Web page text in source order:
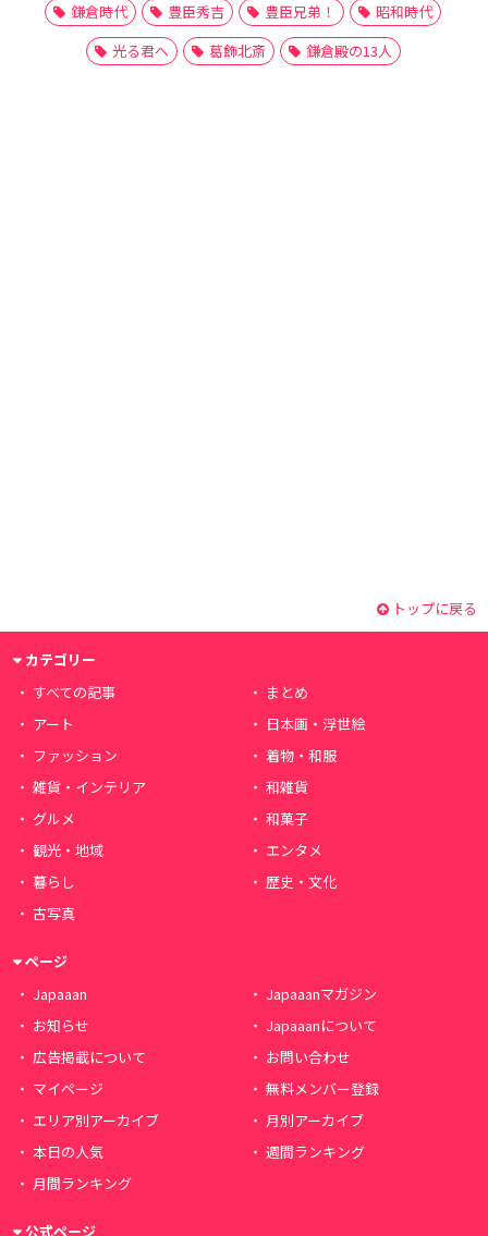
鎌倉時代
豊臣秀吉 豊臣兄弟！
昭和時代
光る君へ
葛飾北斎 鎌倉殿の13人
トップに戻る
カテゴリー
すべての記事
まとめ
アート
日本画・浮世絵
ファッション
着物・和服
雑貨・インテリア
和雑貨
グルメ
和菓子
観光・地域
エンタメ
暮らし
歴史・文化
古写真
ページ
Japaaan
Japaaanマガジン
お知らせ
Japaaanについて
広告掲載について
お問い合わせ
マイページ
無料メンバー登録
エリア別アーカイブ
月別アーカイブ
本日の人気
週間ランキング
月間ランキング
公式ページ